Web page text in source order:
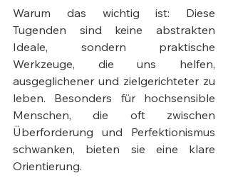
Warum das wichtig ist: Diese
Tugenden sind keine abstrakten
Ideale, sondern praktische
Werkzeuge, die uns helfen,
ausgeglichener und zielgerichteter zu
leben. Besonders für hochsensible
Menschen, die oft zwischen
Überforderung und Perfektionismus
schwanken, bieten sie eine klare
Orientierung.